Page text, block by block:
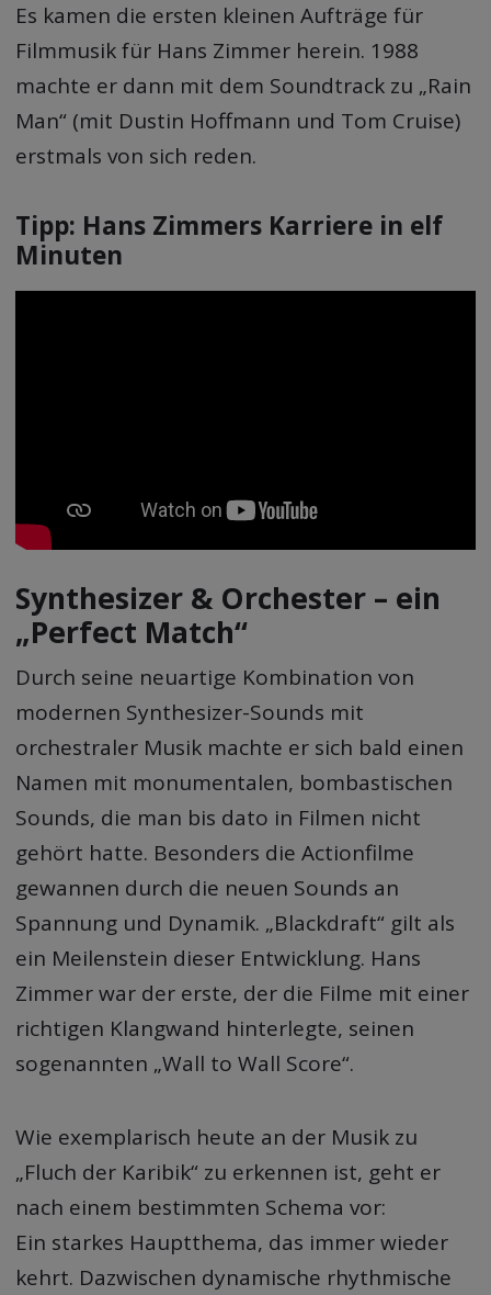
Es kamen die ersten kleinen Aufträge für
Filmmusik für Hans Zimmer herein. 1988
machte er dann mit dem Soundtrack zu „Rain
Man“ (mit Dustin Hoffmann und Tom Cruise)
erstmals von sich reden.
Tipp: Hans Zimmers Karriere in elf
Minuten
Synthesizer & Orchester – ein
„Perfect Match“
Durch seine neuartige Kombination von
modernen Synthesizer-Sounds mit
orchestraler Musik machte er sich bald einen
Namen mit monumentalen, bombastischen
Sounds, die man bis dato in Filmen nicht
gehört hatte. Besonders die Actionfilme
gewannen durch die neuen Sounds an
Spannung und Dynamik. „Blackdraft“ gilt als
ein Meilenstein dieser Entwicklung. Hans
Zimmer war der erste, der die Filme mit einer
richtigen Klangwand hinterlegte, seinen
sogenannten „Wall to Wall Score“.
Wie exemplarisch heute an der Musik zu
„Fluch der Karibik“ zu erkennen ist, geht er
nach einem bestimmten Schema vor:
Ein starkes Hauptthema, das immer wieder
kehrt. Dazwischen dynamische rhythmische